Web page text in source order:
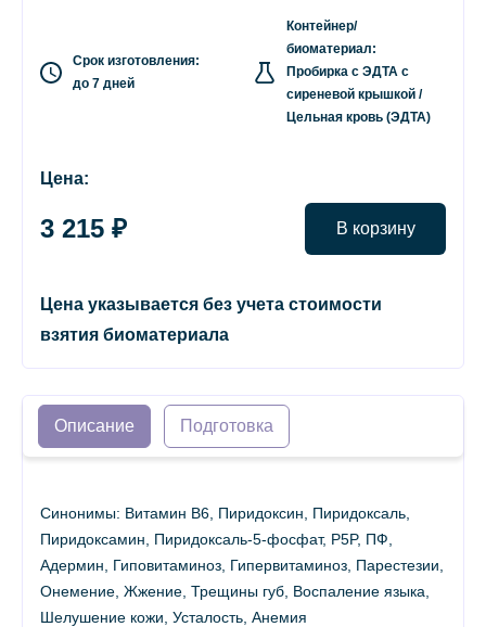
Срок изготовления:
до 7 дней
Контейнер/
биоматериал:
Пробирка с ЭДТА с
сиреневой крышкой /
Цельная кровь (ЭДТА)
Цена:
3 215 ₽ В корзину
Цена указывается без учета стоимости
взятия биоматериала
Описание Подготовка
Синонимы: Витамин B6, Пиридоксин, Пиридоксаль,
Пиридоксамин, Пиридоксаль-5-фосфат, P5P, ПФ,
Адермин, Гиповитаминоз, Гипервитаминоз, Парестезии,
Онемение, Жжение, Трещины губ, Воспаление языка,
Шелушение кожи, Усталость, Анемия